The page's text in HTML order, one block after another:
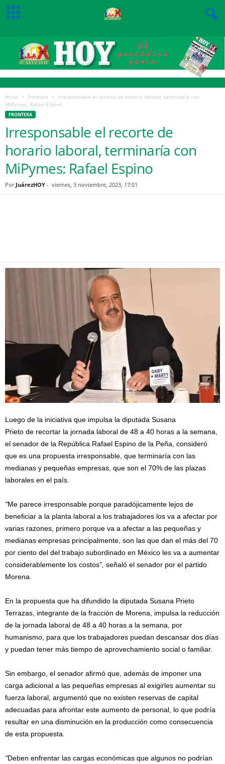
Inicio Frontera
Irresponsable el recorte de horario laboral, terminaría con
MiPymes: Rafael Espino
FRONTERA
Irresponsable el recorte de
horario laboral, terminaría con
MiPymes: Rafael Espino
Por JuárezHOY - viernes, 3 noviembre, 2023, 17:01
Luego de la iniciativa que impulsa la diputada Susana
Prieto de recortar la jornada laboral de 48 a 40 horas a la semana,
el senador de la República Rafael Espino de la Peña, consideró
que es una propuesta irresponsable, que terminaría con las
medianas y pequeñas empresas, que son el 70% de las plazas
laborales en el país.
“Me parece irresponsable porque paradójicamente lejos de
beneficiar a la planta laboral a los trabajadores los va a afectar por
varias razones, primero porque va a afectar a las pequeñas y
medianas empresas principalmente, son las que dan el más del 70
por ciento del del trabajo subordinado en México les va a aumentar
considerablemente los costos” señaló el senador por el partido
Morena.
En la propuesta que ha difundido la diputada Susana Prieto
Terrazas, integrante de la fracción de Morena, impulsa la reducción
de la jornada laboral de 48 a 40 horas a la semana, por
humanismo, para que los trabajadores puedan descansar dos días
y puedan tener más tiempo de aprovechamiento social o familiar.
Sin embargo, el senador afirmó que, además de imponer una
carga adicional a las pequeñas empresas al exigirles aumentar su
fuerza laboral, argumentó que no existen reservas de capital
adecuadas para afrontar este aumento de personal, lo que podría
resultar en una disminución en la producción como consecuencia
de esta propuesta.
“Deben enfrentar las cargas económicas que algunos no podrían